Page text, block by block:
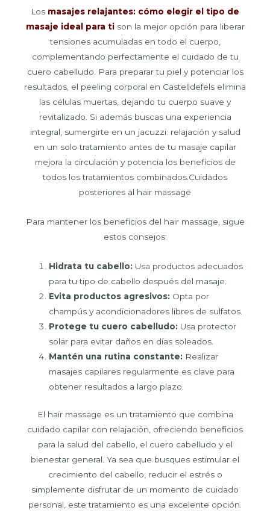
Los masajes relajantes: cómo elegir el tipo de
masaje ideal para tison la mejor opción para liberar
tensiones acumuladas en todo el cuerpo,
complementando perfectamente el cuidado de tu
cuero cabelludo. Para preparar tu piel y potenciar los
resultados, el peeling corporal en Castelldefels elimina
las células muertas, dejando tu cuerpo suave y
revitalizado. Si además buscas una experiencia
integral, sumergirte en un jacuzzi: relajación y salud
en un solo tratamiento antes de tu masaje capilar
mejora la circulación y potencia los beneficios de
todos los tratamientos combinados.Cuidados
posteriores al hair massage
Para mantener los beneficios del hair massage, sigue
estos consejos:
Hidrata tu cabello: Usa productos adecuados
para tu tipo de cabello después del masaje.
Evita productos agresivos: Opta por
champús y acondicionadores libres de sulfatos.
Protege tu cuero cabelludo: Usa protector
solar para evitar daños en días soleados.
Mantén una rutina constante: Realizar
masajes capilares regularmente es clave para
obtener resultados a largo plazo.
El hair massage es un tratamiento que combina
cuidado capilar con relajación, ofreciendo beneficios
para la salud del cabello, el cuero cabelludo y el
bienestar general. Ya sea que busques estimular el
crecimiento del cabello, reducir el estrés o
simplemente disfrutar de un momento de cuidado
personal, este tratamiento es una excelente opción.